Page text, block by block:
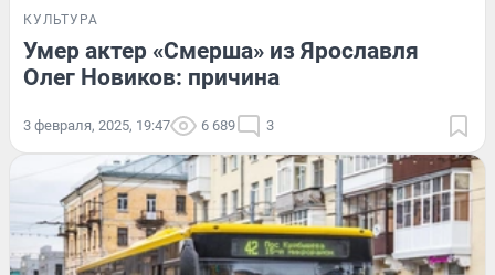
КУЛЬТУРА
Умер актер «Смерша» из Ярославля
Олег Новиков: причина
3 февраля, 2025, 19:47 6 689 3